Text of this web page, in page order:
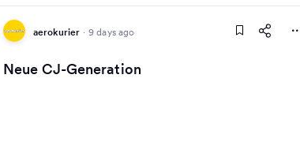
aerokurier · 9 days ago
Neue CJ-Generation